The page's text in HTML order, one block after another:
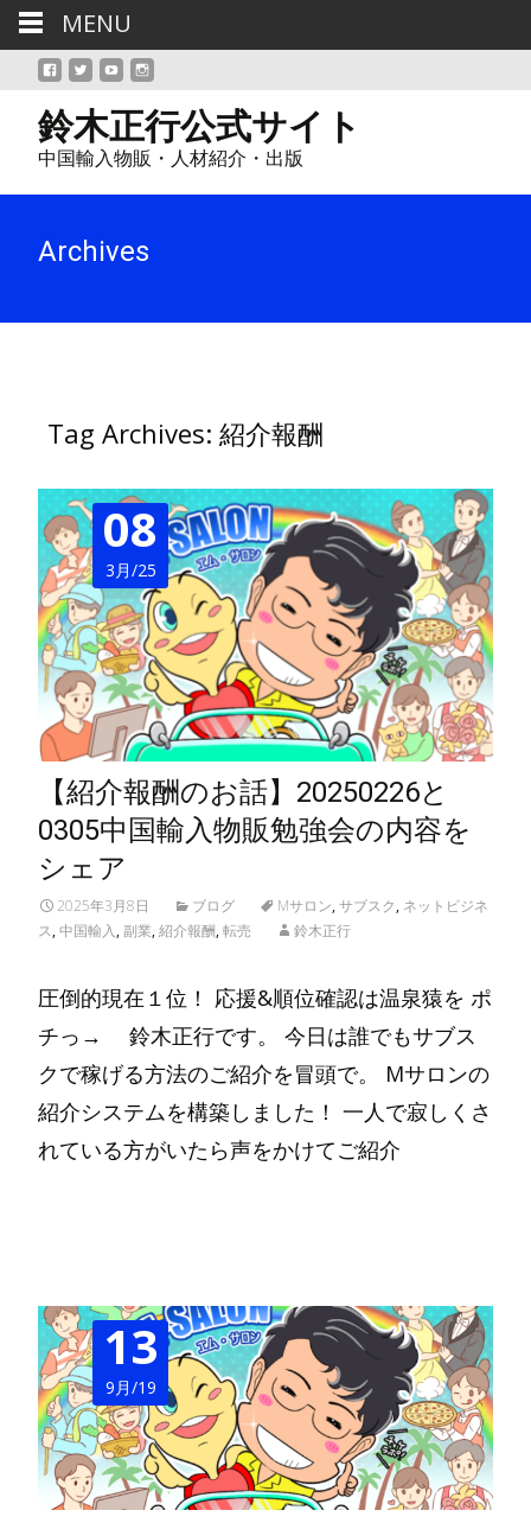
鈴木正行公式サイト
中国輸入物販・人材紹介・出版
Archives
Tag Archives: 紹介報酬
08
3月/25
【紹介報酬のお話】20250226と
0305中国輸入物販勉強会の内容を
シェア
2025年3月8日 ブログ Mサロン,サブスク, ネットビジネ
ス,中国輸入,副業,紹介報酬,転売 鈴木正行
圧倒的現在１位！ 応援&順位確認は温泉猿を ポ
チっ→ 鈴木正行です。 今日は誰でもサブス
クで稼げる方法のご紹介を冒頭で。 Mサロンの
紹介システムを構築しました！ 一人で寂しくさ
れている方がいたら声をかけてご紹介
13
9月/19
MENU